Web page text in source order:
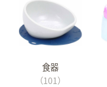
食器
（101）